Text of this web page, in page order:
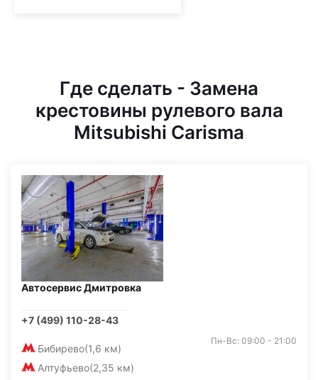
Где сделать - Замена
крестовины рулевого вала
Mitsubishi Carisma
Автосервис Дмитровка
+7 (499) 110-28-43
Бибирево(1,6 км)
Алтуфьево(2,35 км)
Пн-Вс: 09:00 - 21:00